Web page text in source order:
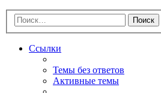
Поиск
Ссылки
Темы без ответов
Активные темы